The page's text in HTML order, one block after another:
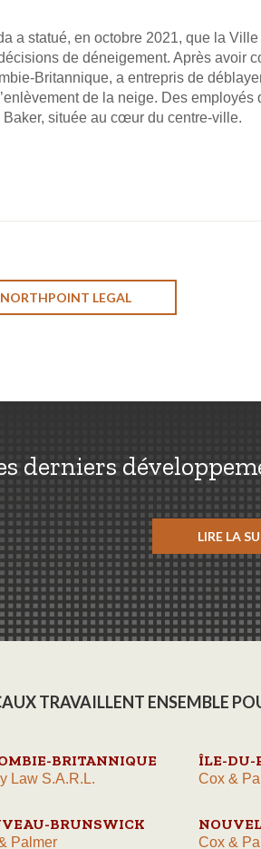
a statué, en octobre 2021, que la
de déneigement. Après avoir
Britannique, a entrepris de
de la neige. Des
située au cœur du centre‑ville.
LEGAL
derniers
LIRE LA
TRAVAILLENT ENSEMBLE
BRITANNIQUE
Law S.A.R.L.
ÎLE-DU-
Cox &
BRUNSWICK
Palmer Cox &